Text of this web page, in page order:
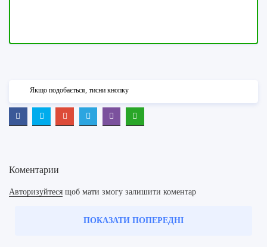
Якщо подобається, тисни кнопку
Коментарии
Авторизуйтеся щоб мати змогу залишити коментар
ПОКАЗАТИ ПОПЕРЕДНІ